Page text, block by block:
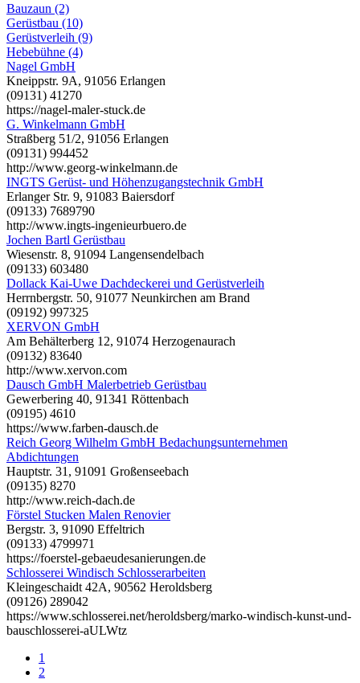
Bauzaun (2)
Gerüstbau (10)
Gerüstverleih (9)
Hebebühne (4)
Nagel GmbH
Kneippstr. 9A, 91056 Erlangen
(09131) 41270
https://nagel-maler-stuck.de
G. Winkelmann GmbH
Straßberg 51/2, 91056 Erlangen
(09131) 994452
http://www.georg-winkelmann.de
INGTS Gerüst- und Höhenzugangstechnik GmbH
Erlanger Str. 9, 91083 Baiersdorf
(09133) 7689790
http://www.ingts-ingenieurbuero.de
Jochen Bartl Gerüstbau
Wiesenstr. 8, 91094 Langensendelbach
(09133) 603480
Dollack Kai-Uwe Dachdeckerei und Gerüstverleih
Herrnbergstr. 50, 91077 Neunkirchen am Brand
(09192) 997325
XERVON GmbH
Am Behälterberg 12, 91074 Herzogenaurach
(09132) 83640
http://www.xervon.com
Dausch GmbH Malerbetrieb Gerüstbau
Gewerbering 40, 91341 Röttenbach
(09195) 4610
https://www.farben-dausch.de
Reich Georg Wilhelm GmbH Bedachungsunternehmen
Abdichtungen
Hauptstr. 31, 91091 Großenseebach
(09135) 8270
http://www.reich-dach.de
Förstel Stucken Malen Renovier
Bergstr. 3, 91090 Effeltrich
(09133) 4799971
https://foerstel-gebaeudesanierungen.de
Schlosserei Windisch Schlosserarbeiten
Kleingeschaidt 42A, 90562 Heroldsberg
(09126) 289042
https://www.schlosserei.net/heroldsberg/marko-windisch-kunst-und-
bauschlosserei-aULWtz
1
2